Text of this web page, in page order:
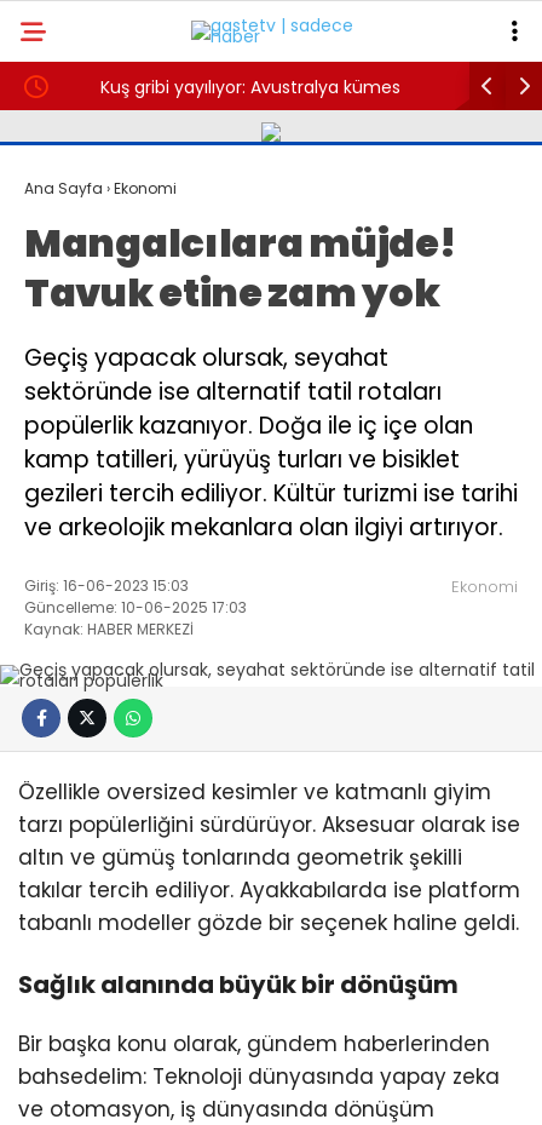
Kuş gribi yayılıyor: Avustralya kümes
hayvanlarını kapalı alanlara taşıyor
Ana Sayfa ›Ekonomi
Mangalcılara müjde!
Tavuk etine zam yok
Geçiş yapacak olursak, seyahat
sektöründe ise alternatif tatil rotaları
popülerlik kazanıyor. Doğa ile iç içe olan
kamp tatilleri, yürüyüş turları ve bisiklet
gezileri tercih ediliyor. Kültür turizmi ise tarihi
ve arkeolojik mekanlara olan ilgiyi artırıyor.
Giriş: 16-06-2023 15:03
Güncelleme: 10-06-2025 17:03
Kaynak: HABER MERKEZİ
Ekonomi
Özellikle oversized kesimler ve katmanlı giyim
tarzı popülerliğini sürdürüyor. Aksesuar olarak ise
altın ve gümüş tonlarında geometrik şekilli
takılar tercih ediliyor. Ayakkabılarda ise platform
tabanlı modeller gözde bir seçenek haline geldi.
Sağlık alanında büyük bir dönüşüm
Bir başka konu olarak, gündem haberlerinden
bahsedelim: Teknoloji dünyasında yapay zeka
ve otomasyon, iş dünyasında dönüşüm